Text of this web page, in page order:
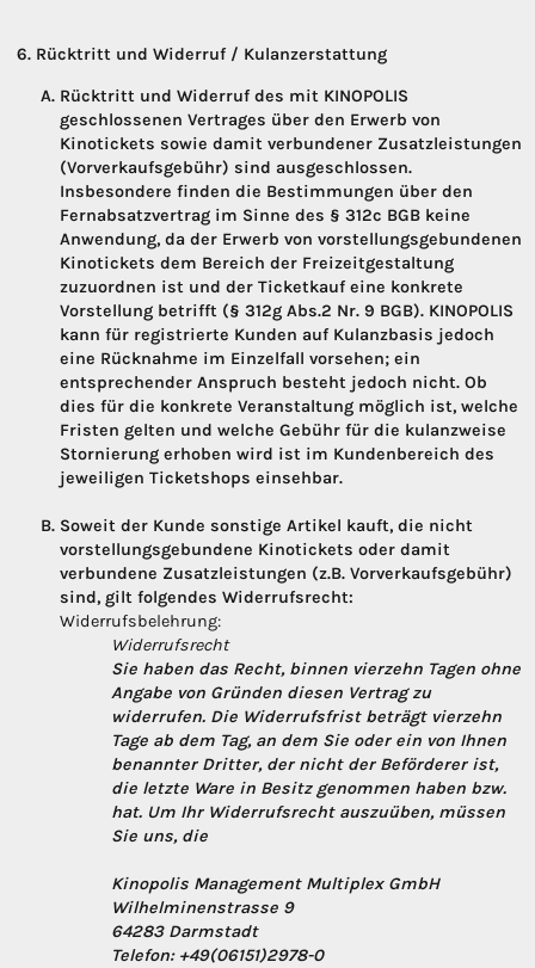
Rücktritt und Widerruf / Kulanzerstattung
Rücktritt und Widerruf des mit KINOPOLIS
geschlossenen Vertrages über den Erwerb von
Kinotickets sowie damit verbundener Zusatzleistungen
(Vorverkaufsgebühr) sind ausgeschlossen.
Insbesondere finden die Bestimmungen über den
Fernabsatzvertrag im Sinne des § 312c BGB keine
Anwendung, da der Erwerb von vorstellungsgebundenen
Kinotickets dem Bereich der Freizeitgestaltung
zuzuordnen ist und der Ticketkauf eine konkrete
Vorstellung betrifft (§ 312g Abs.2 Nr. 9 BGB). KINOPOLIS
kann für registrierte Kunden auf Kulanzbasis jedoch
eine Rücknahme im Einzelfall vorsehen; ein
entsprechender Anspruch besteht jedoch nicht. Ob
dies für die konkrete Veranstaltung möglich ist, welche
Fristen gelten und welche Gebühr für die kulanzweise
Stornierung erhoben wird ist im Kundenbereich des
jeweiligen Ticketshops einsehbar.
Soweit der Kunde sonstige Artikel kauft, die nicht
vorstellungsgebundene Kinotickets oder damit
verbundene Zusatzleistungen (z.B. Vorverkaufsgebühr)
sind, gilt folgendes Widerrufsrecht:
Widerrufsbelehrung:
Widerrufsrecht
Sie haben das Recht, binnen vierzehn Tagen ohne
Angabe von Gründen diesen Vertrag zu
widerrufen. Die Widerrufsfrist beträgt vierzehn
Tage ab dem Tag, an dem Sie oder ein von Ihnen
benannter Dritter, der nicht der Beförderer ist,
die letzte Ware in Besitz genommen haben bzw.
hat. Um Ihr Widerrufsrecht auszuüben, müssen
Sie uns, die
Kinopolis Management Multiplex GmbH
Wilhelminenstrasse 9
64283 Darmstadt
Telefon: +49(06151)2978-0